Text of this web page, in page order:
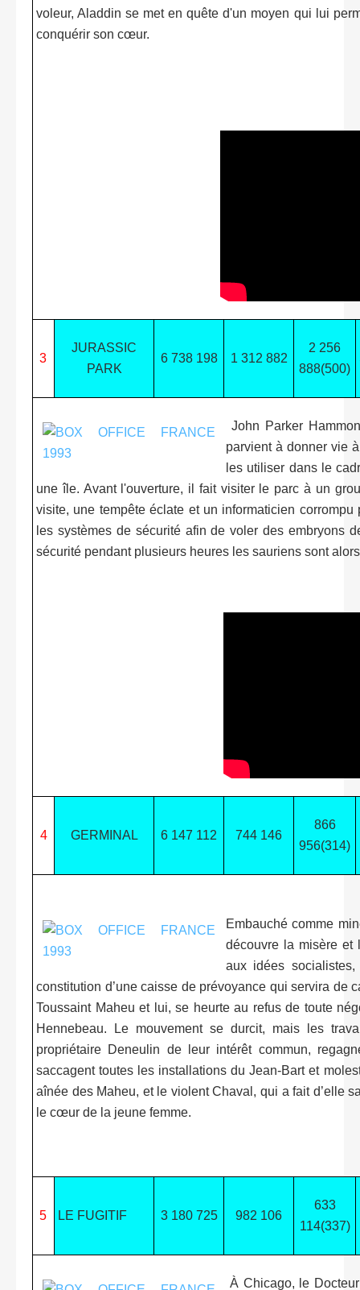
voleur, Aladdin se met en quête d'un moyen qui lui
conquérir son cœur.
3
JURASSIC
PARK
6 738 198 1 312 882
2 256
888(500)
John Parker
parvient à donner vie
les utiliser dans le
une île. Avant l'ouverture, il fait visiter le parc à un
visite, une tempête éclate et un informaticien
les systèmes de sécurité afin de voler des embryons
sécurité pendant plusieurs heures les sauriens sont
4 GERMINAL 6 147 112 744 146
866
956(314)
Embauché comme
découvre la misère et
aux idées
constitution d’une caisse de prévoyance qui servira de
Toussaint Maheu et lui, se heurte au refus de toute
Hennebeau. Le mouvement se durcit, mais les
propriétaire Deneulin de leur intérêt commun,
saccagent toutes les installations du Jean-Bart et
aînée des Maheu, et le violent Chaval, qui a fait d’elle
le cœur de la jeune femme.
5 LE FUGITIF 3 180 725 982 106
633
114(337)
À Chicago, le